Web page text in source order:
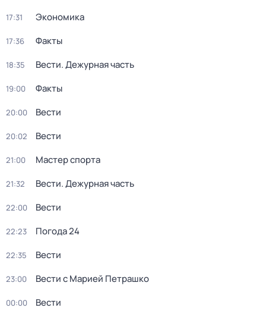
17:31 Экономика
17:36 Факты
18:35 Вести. Дежурная часть
19:00 Факты
20:00 Вести
20:02 Вести
21:00 Мастер спорта
21:32 Вести. Дежурная часть
22:00 Вести
22:23 Погода 24
22:35 Вести
23:00 Вести с Марией Петрашко
00:00 Вести